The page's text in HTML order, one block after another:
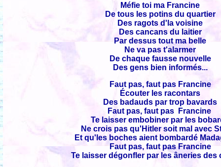
Méfie toi ma Francine
De tous les potins du quartier
Des ragots d'la voisine
Des cancans du laitier
Par dessus tout ma belle
Ne va pas t'alarmer
De chaque fausse nouvelle
Des gens bien informés...
Faut pas, faut pas Francine
Écouter les racontars
Des badauds par trop bavards
Faut pas, faut pas Francine
Te laisser embobiner par les
Ne crois pas qu'Hitler soit mal avec
Et qu'les boches aient bombardé
Faut pas, faut pas Francine
Te laisser dégonfler par les âneries des